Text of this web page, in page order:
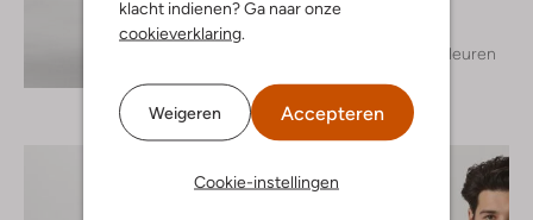
klacht indienen? Ga naar onze
cookieverklaring.
Weigeren Accepteren
Cookie-instellingen
+ meer kleuren